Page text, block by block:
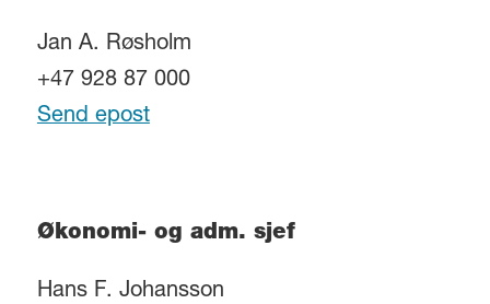
Jan A. Røsholm
+47 928 87 000
Send epost
Økonomi- og adm. sjef
Hans F. Johansson